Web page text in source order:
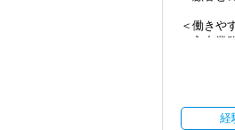
・入社時
＜働きや
・入力業
・顧客と
・経験値
経